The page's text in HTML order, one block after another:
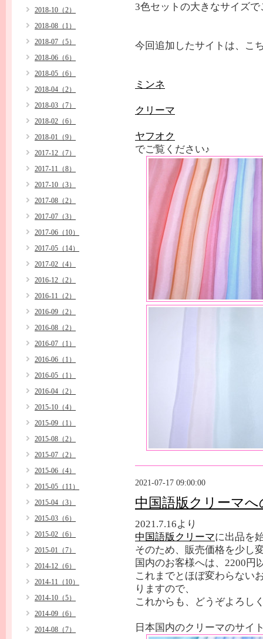
3色セットの大きなサイズ
今回追加したサイトは、こ
ミンネ
クリーマ
ヤフオク
でご覧ください♪
2021-07-17 09:00:00
中国語版クリーマ
2021.7.16より
中国語版クリーマに出品を
そのため、販売価格を少し
国内のお客様へは、2200円
これまでとほぼ変わらない
りますので、
これからも、どうぞよろし
日本国内のクリーマのサ
2018-10（2）
2018-08（1）
2018-07（5）
2018-06（6）
2018-05（6）
2018-04（2）
2018-03（7）
2018-02（6）
2018-01（9）
2017-12（7）
2017-11（8）
2017-10（3）
2017-08（2）
2017-07（3）
2017-06（10）
2017-05（14）
2017-02（4）
2016-12（2）
2016-11（2）
2016-09（2）
2016-08（2）
2016-07（1）
2016-06（1）
2016-05（1）
2016-04（2）
2015-10（4）
2015-09（1）
2015-08（2）
2015-07（2）
2015-06（4）
2015-05（11）
2015-04（3）
2015-03（6）
2015-02（6）
2015-01（7）
2014-12（6）
2014-11（10）
2014-10（5）
2014-09（6）
2014-08（7）